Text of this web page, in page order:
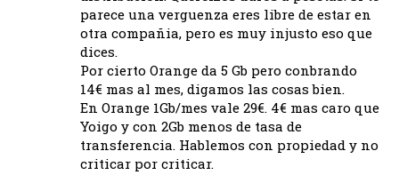
parece una verguenza eres libre de estar en
otra compañia, pero es muy injusto eso que
dices.
Por cierto Orange da 5 Gb pero conbrando
14€ mas al mes, digamos las cosas bien.
En Orange 1Gb/mes vale 29€. 4€ mas caro que
Yoigo y con 2Gb menos de tasa de
transferencia. Hablemos con propiedad y no
criticar por criticar.